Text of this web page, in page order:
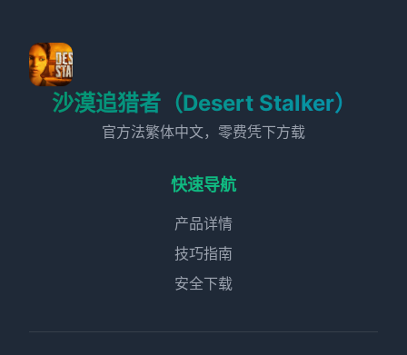
沙漠追猎者（Desert Stalker）
官方法繁体中文，零费凭下方载
快速导航
产品详情
技巧指南
安全下载